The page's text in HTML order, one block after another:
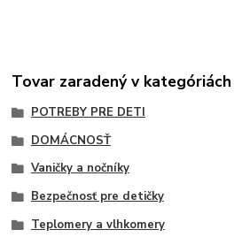
Tovar zaradený v kategóriách
POTREBY PRE DETI
DOMÁCNOSŤ
Vaničky a nočníky
Bezpečnosť pre detičky
Teplomery a vlhkomery